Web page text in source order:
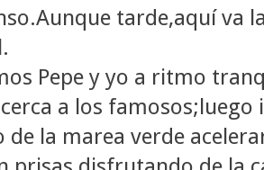
tarde,aquí va
Pepe y yo a ritmo
a los
de la marea verde